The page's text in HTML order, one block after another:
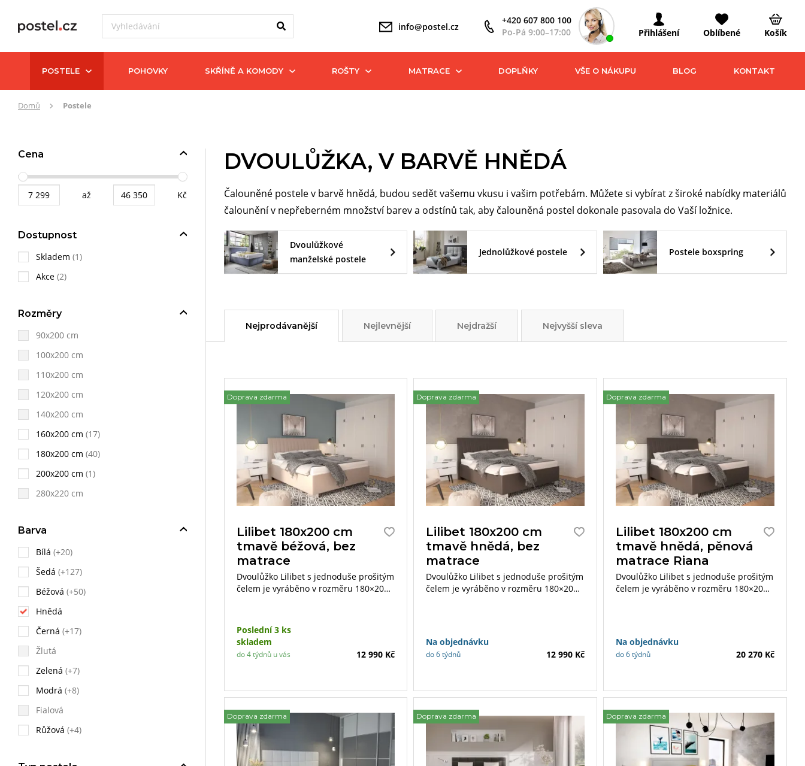
info@postel.cz
+420 607 800 100
Po-Pá 9:00–17:00
Přihlášení Oblíbené Košík
POSTELE POHOVKY SKŘÍNĚ A KOMODY ROŠTY MATRACE DOPLŇKY VŠE O NÁKUPU BLOG KONTAKT
ZdeDomů Postele
DVOULŮŽKA, V BARVĚ HNĚDÁ
Čalouněné postele v barvě hnědá, budou sedět vašemu vkusu i vašim potřebám. Můžete si vybírat z široké nabídky materiálů
čalounění v nepřeberném množství barev a odstínů tak, aby čalouněná postel dokonale pasovala do Vaší ložnice.
Dvoulůžkové
manželské postele
Jednolůžkové postele Postele boxspring
Cena
až Kč
Dostupnost
Skladem (1)
Akce (2)
Rozměry
90x200 cm
100x200 cm
110x200 cm
120x200 cm
140x200 cm
160x200 cm (17)
180x200 cm (40)
200x200 cm (1)
280x220 cm
Barva
Bílá (+20)
Šedá (+127)
Béžová (+50)
Hnědá
Černá (+17)
Žlutá
Zelená (+7)
Modrá (+8)
Fialová
Růžová (+4)
Nejprodávanější Nejlevnější Nejdražší Nejvyšší sleva
Doprava zdarma
Lilibet 180x200 cm
tmavě béžová, bez
matrace
Dvoulůžko Lilibet s jednoduše prošitým
čelem je vyráběno v rozměru 180×200
zvolit dle vlastních preferencí.
Poslední 3 ks
skladem
do 4 týdnů u vás 12 990 Kč
Doprava zdarma
Lilibet 180x200 cm
tmavě hnědá, bez
matrace
Dvoulůžko Lilibet s jednoduše prošitým
čelem je vyráběno v rozměru 180×200
Na objednávku
do 6 týdnů 12 990 Kč
Doprava zdarma
Lilibet 180x200 cm
tmavě hnědá, pěnová
matrace Riana
Dvoulůžko Lilibet s jednoduše prošitým
čelem je vyráběno v rozměru 180×200
Na objednávku
do 6 týdnů 20 270 Kč
Doprava zdarma Doprava zdarma Doprava zdarma